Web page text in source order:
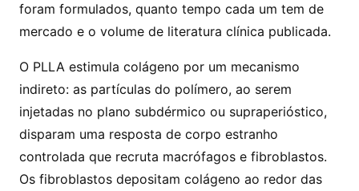
foram formulados, quanto tempo cada um tem de
mercado e o volume de literatura clínica publicada.
O PLLA estimula colágeno por um mecanismo
indireto: as partículas do polímero, ao serem
injetadas no plano subdérmico ou supraperióstico,
disparam uma resposta de corpo estranho
controlada que recruta macrófagos e fibroblastos.
Os fibroblastos depositam colágeno ao redor das